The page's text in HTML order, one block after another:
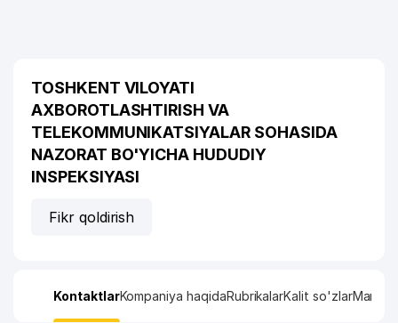
TOSHKENT VILOYATI
AXBOROTLASHTIRISH VA
TELEKOMMUNIKATSIYALAR SOHASIDA
NAZORAT BO'YICHA HUDUDIY
INSPEKSIYASI
Fikr qoldirish
KontaktlarKompaniya haqidaRubrikalarKalit so'zlarManzil